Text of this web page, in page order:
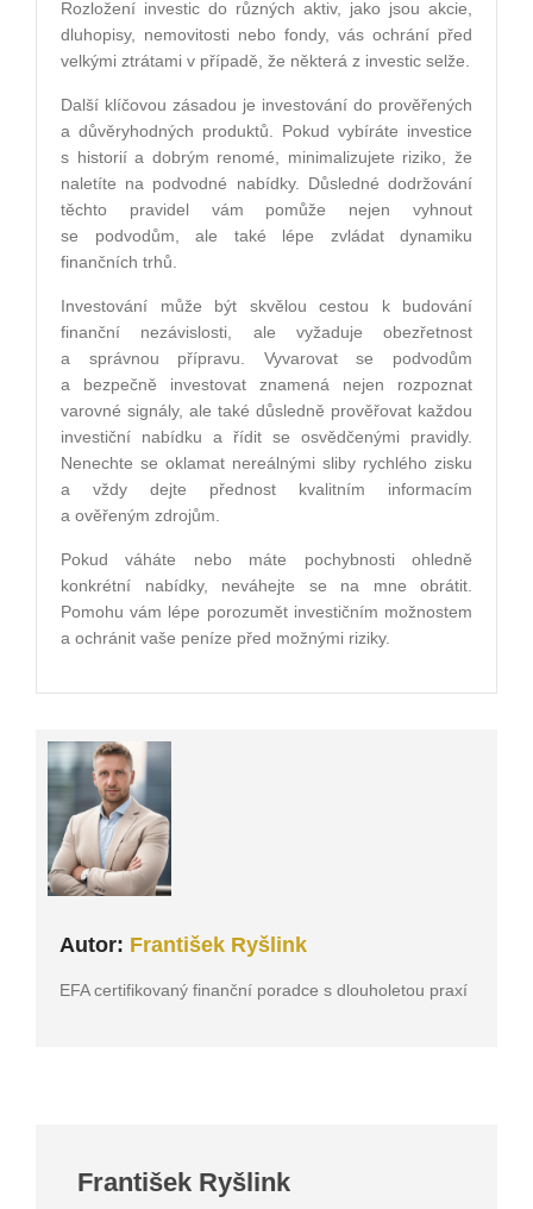
Rozložení investic do různých aktiv, jako jsou akcie,
dluhopisy, nemovitosti nebo fondy, vás ochrání před
velkými ztrátami v případě, že některá z investic selže.
Další klíčovou zásadou je investování do prověřených
a důvěryhodných produktů. Pokud vybíráte investice
s historií a dobrým renomé, minimalizujete riziko, že
naletíte na podvodné nabídky. Důsledné dodržování
těchto pravidel vám pomůže nejen vyhnout
se podvodům, ale také lépe zvládat dynamiku
finančních trhů.
Investování může být skvělou cestou k budování
finanční nezávislosti, ale vyžaduje obezřetnost
a správnou přípravu. Vyvarovat se podvodům
a bezpečně investovat znamená nejen rozpoznat
varovné signály, ale také důsledně prověřovat každou
investiční nabídku a řídit se osvědčenými pravidly.
Nenechte se oklamat nereálnými sliby rychlého zisku
a vždy dejte přednost kvalitním informacím
a ověřeným zdrojům.
Pokud váháte nebo máte pochybnosti ohledně
konkrétní nabídky, neváhejte se na mne obrátit.
Pomohu vám lépe porozumět investičním možnostem
a ochránit vaše peníze před možnými riziky.
Autor: František Ryšlink
EFA certifikovaný finanční poradce s dlouholetou praxí
František Ryšlink